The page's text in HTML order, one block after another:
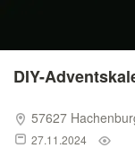
DIY-
57627
27.11.2024